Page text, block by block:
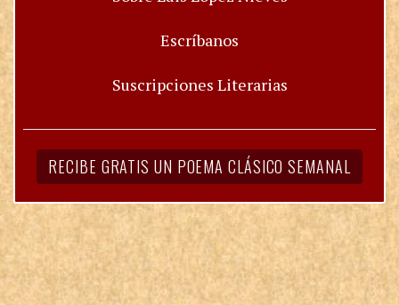
Escríbanos
Suscripciones Literarias
RECIBE GRATIS UN POEMA CLÁSICO SEMANAL